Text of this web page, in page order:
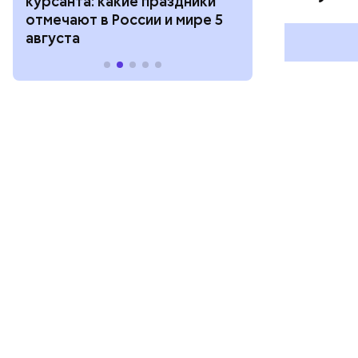
отмечают в России и мире 5
августа
и мире 4